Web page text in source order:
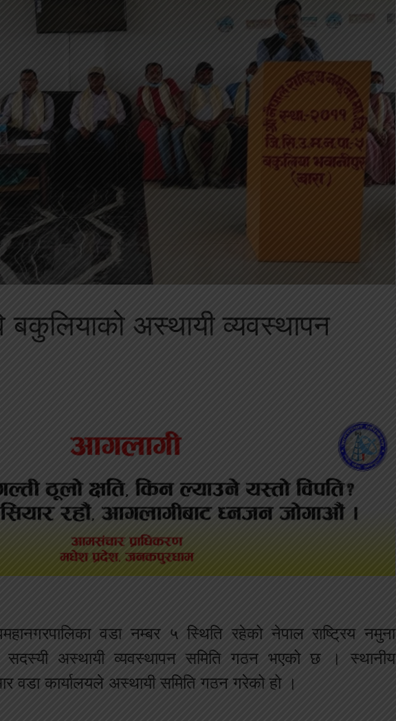
बकुलियाको अस्थायी व्यवस्थापन
वडा नम्बर ५ स्थिति रहेको नेपाल राष्ट्रिय नमुना
सदस्यी अस्थायी व्यवस्थापन समिति गठन भएको छ । स्थानीय
वडा कार्यालयले अस्थायी समिति गठन गरेको हो ।